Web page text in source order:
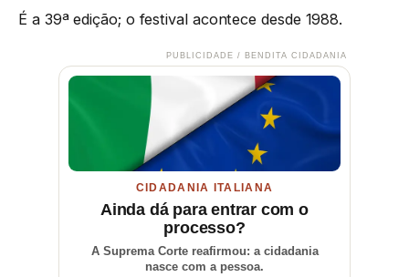
É a 39ª edição; o festival acontece desde 1988.
PUBLICIDADE / BENDITA CIDADANIA
CIDADANIA ITALIANA
Ainda dá para entrar com o
processo?
A Suprema Corte reafirmou: a cidadania
nasce com a pessoa.